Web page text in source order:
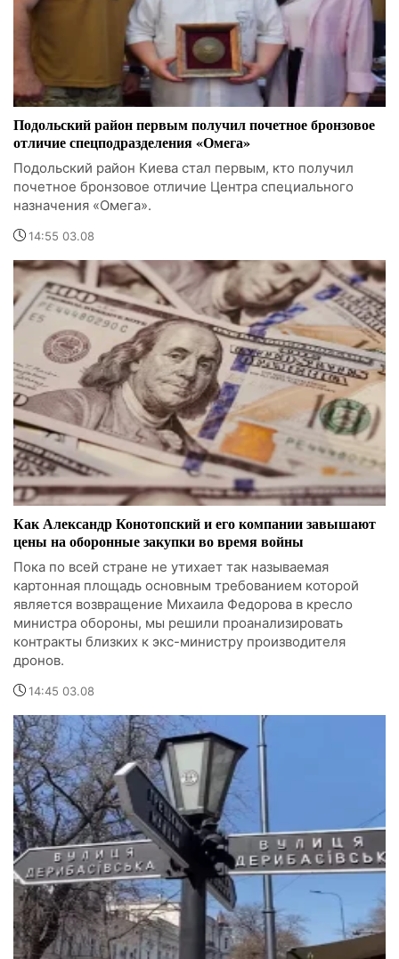
Подольский район первым получил почетное бронзовое
отличие спецподразделения «Омега»
Подольский район Киева стал первым, кто получил
почетное бронзовое отличие Центра специального
назначения «Омега».
14:55 03.08
Как Александр Конотопский и его компании завышают
цены на оборонные закупки во время войны
Пока по всей стране не утихает так называемая
картонная площадь основным требованием которой
является возвращение Михаила Федорова в кресло
министра обороны, мы решили проанализировать
контракты близких к экс-министру производителя
дронов.
14:45 03.08